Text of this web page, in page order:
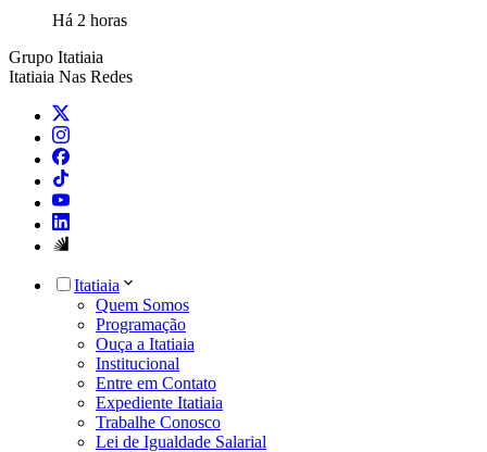
Há 2 horas
Grupo Itatiaia
Itatiaia Nas Redes
Itatiaia
Quem Somos
Programação
Ouça a Itatiaia
Institucional
Entre em Contato
Expediente Itatiaia
Trabalhe Conosco
Lei de Igualdade Salarial